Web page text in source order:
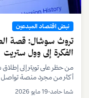
نبض اقتصاد المبدعين
تروث سوشال: قصة
الفكرة إلى وول ستريت
من حظر على تويتر إلى
أكثر من مجرد منصة تواصل
شما حامد•19 مايو 2026